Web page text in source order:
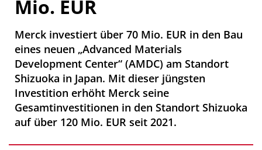
Mio. EUR
Merck investiert über 70 Mio. EUR in den Bau
eines neuen „Advanced Materials
Development Center“ (AMDC) am Standort
Shizuoka in Japan. Mit dieser jüngsten
Investition erhöht Merck seine
Gesamtinvestitionen in den Standort Shizuoka
auf über 120 Mio. EUR seit 2021.